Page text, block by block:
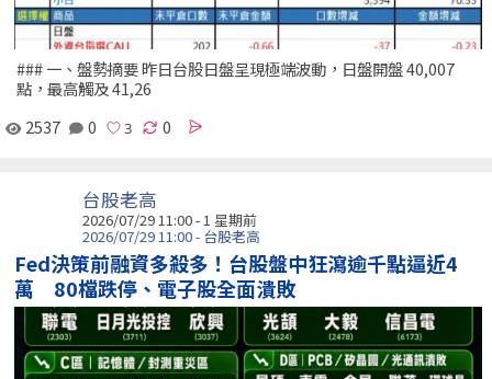
### 一、盤勢摘要 昨日台股日盤呈現極端波動，日盤開盤 40,007
點，最高觸及 41,26
2537
0 0
台股老高
2026/07/29 11:00 - 1 星期前
2026/07/29 11:00 - 台股老高
Fed決策前融資多殺多！台股盤中狂瀉逾千點逼近4
萬 80檔跌停、電子股全面潰敗